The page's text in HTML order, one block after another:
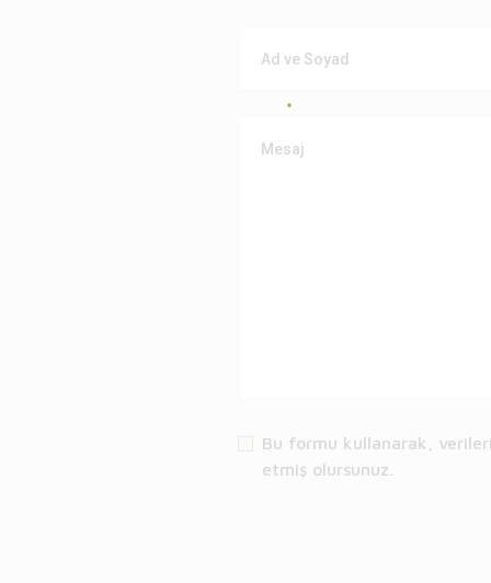
Bu formu kullanarak,
etmiş olursunuz.